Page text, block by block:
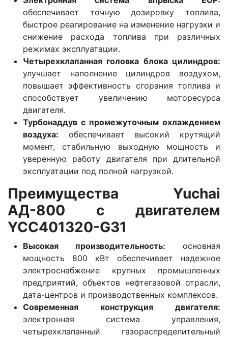
обеспечивает точную дозировку топлива,
быстрое реагирование на изменение нагрузки и
снижение расхода топлива при различных
режимах эксплуатации.
Четырехклапанная головка блока цилиндров:
улучшает наполнение цилиндров воздухом,
повышает эффективность сгорания топлива и
способствует увеличению моторесурса
двигателя.
Турбонаддув с промежуточным охлаждением
воздуха: обеспечивает высокий крутящий
момент, стабильную выходную мощность и
уверенную работу двигателя при длительной
эксплуатации под полной нагрузкой.
Преимущества Yuchai
АД-800 с двигателем
YCC401320-G31
Высокая производительность: основная
мощность 800 кВт обеспечивает надежное
электроснабжение крупных промышленных
предприятий, объектов нефтегазовой отрасли,
дата-центров и производственных комплексов.
Современная конструкция двигателя:
электронная система управления,
четырехклапанный газораспределительный